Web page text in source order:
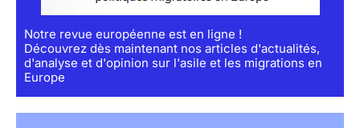
Notre revue européenne est en ligne !
Découvrez dès maintenant nos articles d'actualités,
d'analyse et d'opinion sur l'asile et les migrations en
Europe